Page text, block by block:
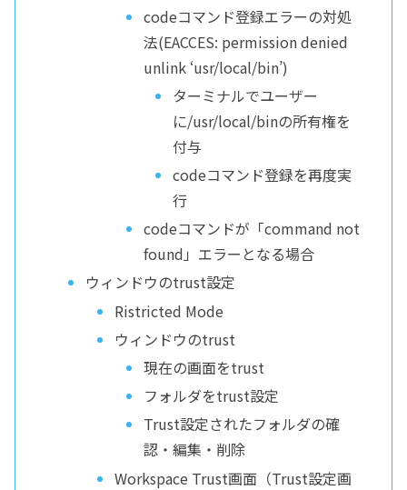
codeコマンド登録エラーの対処
法(EACCES: permission denied
unlink ‘usr/local/bin’)
ターミナルでユーザー
に/usr/local/binの所有権を
付与
codeコマンド登録を再度実
行
codeコマンドが「command not
found」エラーとなる場合
ウィンドウのtrust設定
Ristricted Mode
ウィンドウのtrust
現在の画面をtrust
フォルダをtrust設定
Trust設定されたフォルダの確
認・編集・削除
Workspace Trust画面（Trust設定画